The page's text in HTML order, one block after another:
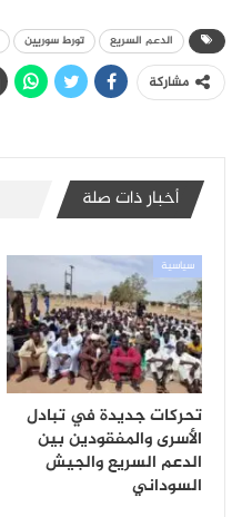
الدعم السريع تورط سوريين
مشاركة
أخبار ذات صلة
سياسية
تحركات جديدة في تبادل
الأسرى والمفقودين بين
الدعم السريع والجيش
السوداني